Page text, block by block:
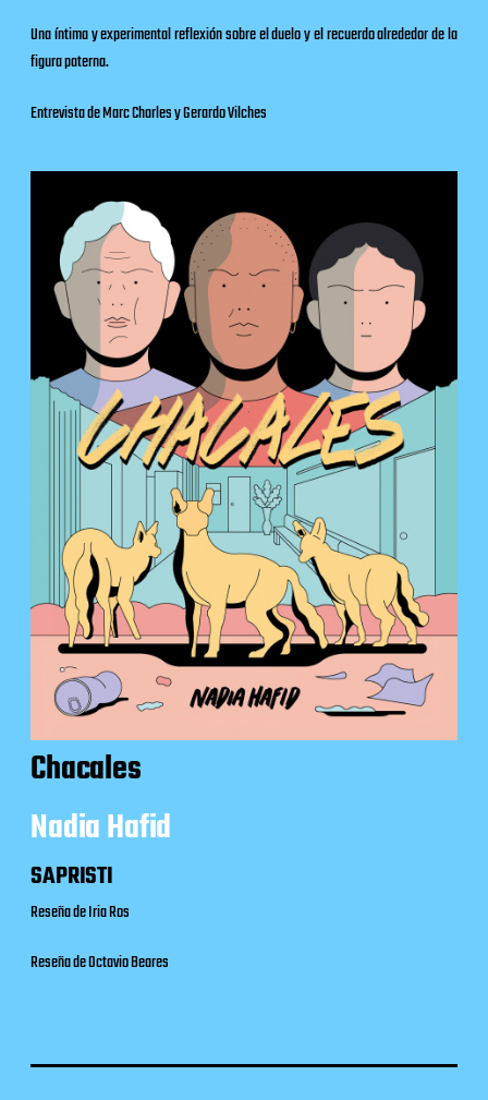
Una íntima y experimental reflexión sobre el duelo y el recuerdo alrededor de la
figura paterna.
Entrevista de Marc Charles y Gerardo Vilches
Chacales
Nadia Hafid
SAPRISTI
Reseña de Iria Ros
Reseña de Octavio Beares